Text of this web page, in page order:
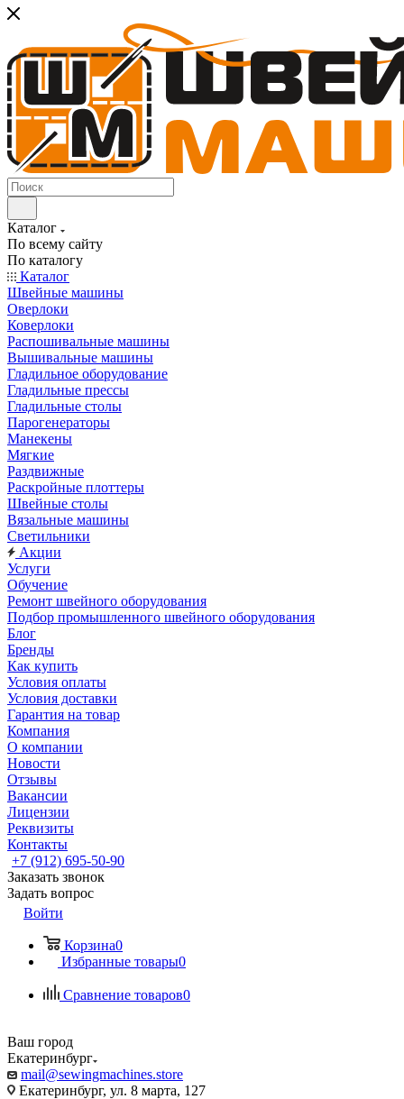
Каталог
По всему сайту
По каталогу
Каталог
Швейные машины
Оверлоки
Коверлоки
Распошивальные машины
Вышивальные машины
Гладильное оборудование
Гладильные прессы
Гладильные столы
Парогенераторы
Манекены
Мягкие
Раздвижные
Раскройные плоттеры
Швейные столы
Вязальные машины
Светильники
Акции
Услуги
Обучение
Ремонт швейного оборудования
Подбор промышленного швейного оборудования
Блог
Бренды
Как купить
Условия оплаты
Условия доставки
Гарантия на товар
Компания
О компании
Новости
Отзывы
Вакансии
Лицензии
Реквизиты
Контакты
+7 (912) 695-50-90
Заказать звонок
Задать вопрос
Войти
Корзина0
Избранные товары0
Сравнение товаров0
Ваш город
Екатеринбург
mail@sewingmachines.store
Екатеринбург, ул. 8 марта, 127